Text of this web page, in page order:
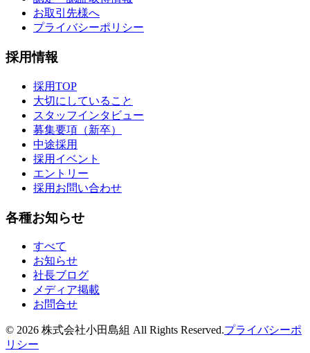
お取引先様へ
プライバシーポリシー
採用情報
採用TOP
大切にしていること
スタッフインタビュー
募集要項（新卒）
中途採用
採用イベント
エントリー
採用お問い合わせ
各種お知らせ
すべて
お知らせ
社長ブログ
メディア掲載
お問合せ
© 2026 株式会社小田島組 All Rights Reserved.プライバシーポ
リシー